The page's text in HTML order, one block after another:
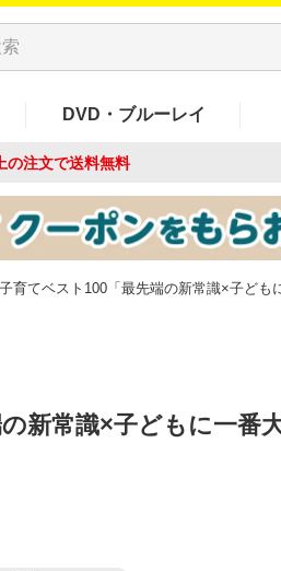
DVD・ブルーレイ
の注文で送料無料
子育てベスト100「最先端の新常識×子ども
新常識×子どもに一番